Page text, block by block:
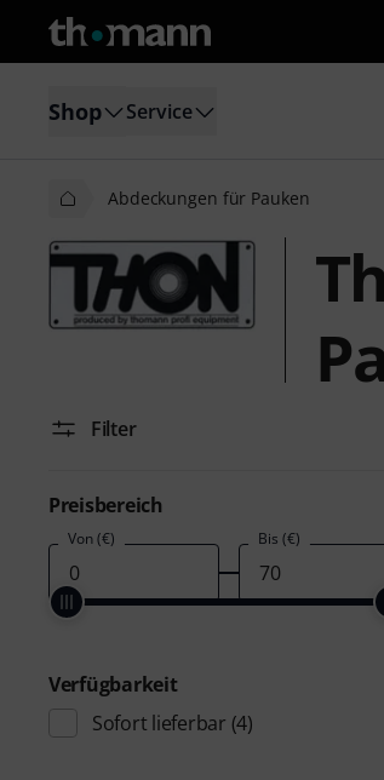
Shop Service
Abdeckungen für Pauken
Filter
Preisbereich
Von (€) Bis (€)
Verfügbarkeit
Sofort lieferbar (4)